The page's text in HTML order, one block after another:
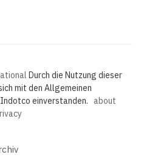
Durch die Nutzung dieser
mit den Allgemeinen
einverstanden. about